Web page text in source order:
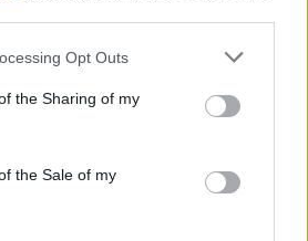
app uses one or more Google
or usage behaviour. You may click to
Google and its third-party tags to
specified purposes in below Google
Opt Outs
the Sharing of my
the Sale of my
klipjében Kim
közös gyermekeik is